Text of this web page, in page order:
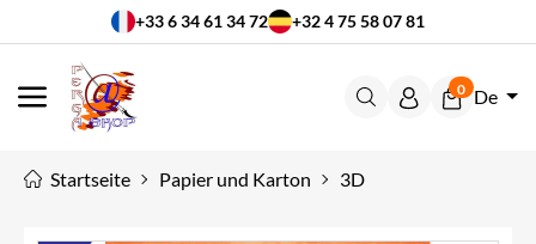
+33 6 34 61 34 72 +32 4 75 58 07 81
MENÜ
0 De
Startseite Papier und Karton 3D